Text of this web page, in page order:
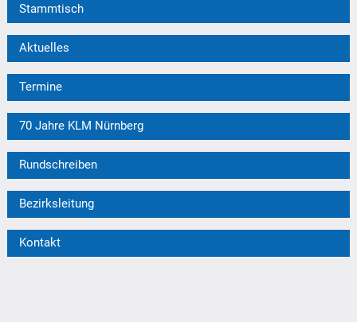
Stammtisch
Aktuelles
Termine
70 Jahre KLM Nürnberg
Rundschreiben
Bezirksleitung
Kontakt